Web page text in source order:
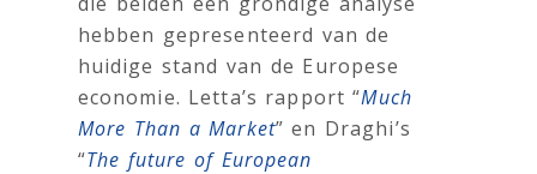
hebben gepresenteerd van de
huidige stand van de Europese
economie. Letta’s rapport “Much
More Than a Market” en Draghi’s
“The future of European